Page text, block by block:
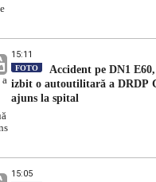
15:11
FOTO
Accident pe DN1
izbit o autoutilitară a DRDP
ajuns la spital
15:05